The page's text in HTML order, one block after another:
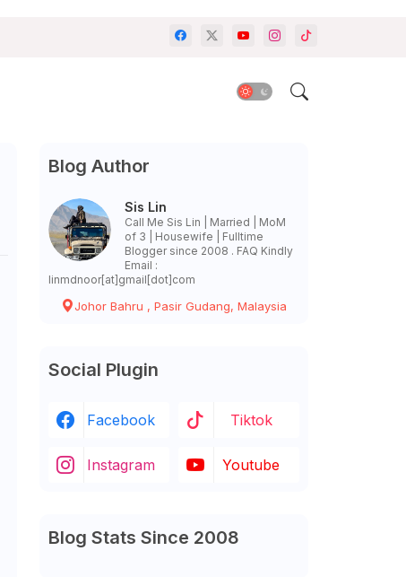
Blog Author
Sis Lin
Call Me Sis Lin | Married | MoM
of 3 | Housewife | Fulltime
Blogger since 2008 . FAQ Kindly
Email :
linmdnoor[at]gmail[dot]com
Johor Bahru , Pasir Gudang, Malaysia
Social Plugin
Facebook Tiktok
Instagram Youtube
Blog Stats Since 2008